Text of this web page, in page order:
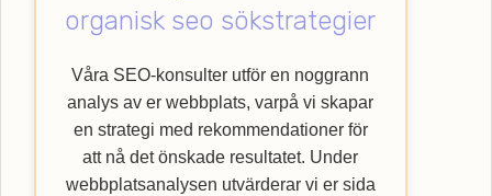
genom att nyttja vår specialistkompetens
inom SEO. Upptäck hur Webbempire kan
förbättra din webbplats ranking och nå ut till
en bredare kundkrets med vårSEO
organisk seo sökstrategier
Våra SEO-konsulter utför en noggrann
analys av er webbplats, varpå vi skapar
en strategi med rekommendationer för
att nå det önskade resultatet. Under
webbplatsanalysen utvärderar vi er sida